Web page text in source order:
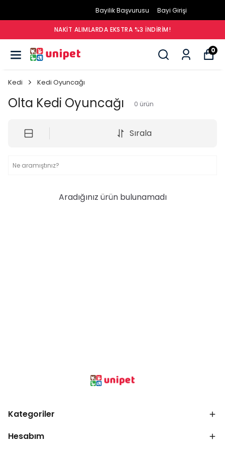
Bayilik Başvurusu Bayi Girişi
NAKIT ALIMLARDA EKSTRA %3 İNDIRIM!
0
Kedi Kedi Oyuncağı
Olta Kedi Oyuncağı 0 ürün
Sırala
Aradığınız ürün bulunamadı
Kategoriler
Hesabım